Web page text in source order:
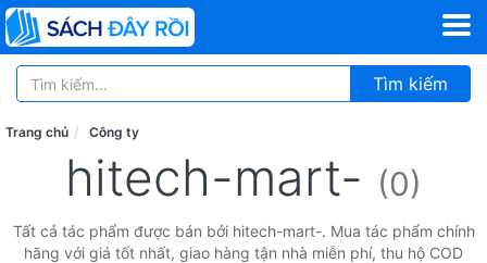
Tìm kiếm
Trang chủ Công ty
hitech-mart- (0)
Tất cả tác phẩm được bán bởi hitech-mart-. Mua tác phẩm chính
hãng với giá tốt nhất, giao hàng tận nhà miễn phí, thu hộ COD